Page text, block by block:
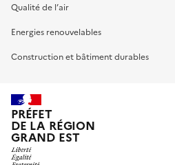
Qualité de l’air
Energies renouvelables
Construction et bâtiment durables
PRÉFET
DE LA RÉGION
GRAND EST